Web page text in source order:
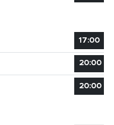
17:00
20:00
20:00